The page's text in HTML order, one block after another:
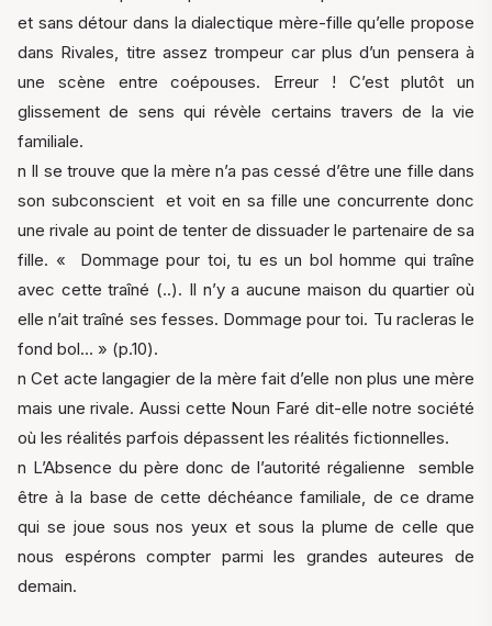
et sans détour dans la dialectique mère-fille qu’elle propose
dans Rivales, titre assez trompeur car plus d’un pensera à
une scène entre coépouses. Erreur ! C’est plutôt un
glissement de sens qui révèle certains travers de la vie
familiale.
n Il se trouve que la mère n’a pas cessé d’être une fille dans
son subconscient et voit en sa fille une concurrente donc
une rivale au point de tenter de dissuader le partenaire de sa
fille. « Dommage pour toi, tu es un bol homme qui traîne
avec cette traîné (..). Il n’y a aucune maison du quartier où
elle n’ait traîné ses fesses. Dommage pour toi. Tu racleras le
fond bol… » (p.10).
n Cet acte langagier de la mère fait d’elle non plus une mère
mais une rivale. Aussi cette Noun Faré dit-elle notre société
où les réalités parfois dépassent les réalités fictionnelles.
n L’Absence du père donc de l’autorité régalienne semble
être à la base de cette déchéance familiale, de ce drame
qui se joue sous nos yeux et sous la plume de celle que
nous espérons compter parmi les grandes auteures de
demain.